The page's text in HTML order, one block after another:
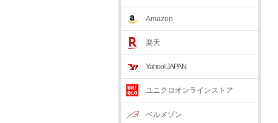
Amazon
楽天
Yahoo! JAPAN
ユニクロオンラインストア
ベルメゾン